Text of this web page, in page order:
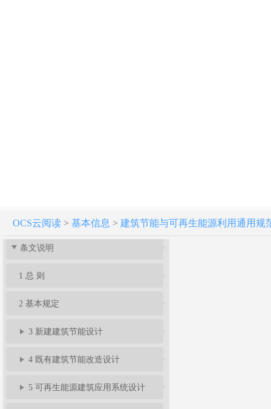
OCS云阅读> 基本信息 > 建筑节能与可再生能源利用通用规
起草说明
条文说明
1 总 则
2 基本规定
3 新建建筑节能设计
4 既有建筑节能改造设计
5 可再生能源建筑应用系统设计